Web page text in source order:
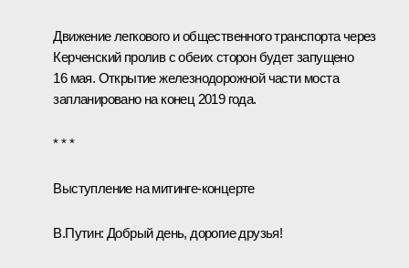
Движение легкового и общественного транспорта через
Керченский пролив с обеих сторон будет запущено
16 мая. Открытие железнодорожной части моста
запланировано на конец 2019 года.
* * *
Выступление на митинге-концерте
В.Путин: Добрый день, дорогие друзья!